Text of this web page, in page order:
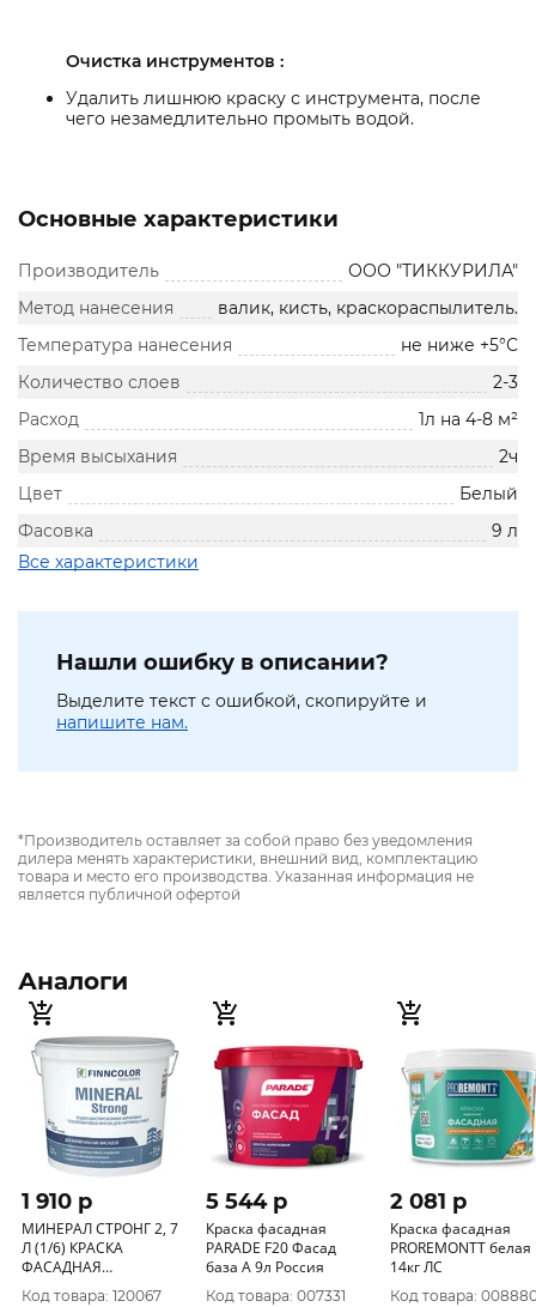
Очистка инструментов :
Удалить лишнюю краску с инструмента, после
чего незамедлительно промыть водой.
Основные характеристики
Производитель
ООО "ТИККУРИЛА"
Метод нанесения
валик, кисть, краскораспылитель.
Температура нанесения
не ниже +5°С
Количество слоев
2-3
Расход
1л на 4-8 м²
Время высыхания
2ч
Цвет
Белый
Фасовка
9 л
Все характеристики
Нашли ошибку в описании?
Выделите текст с ошибкой, скопируйте и
напишите нам.
*Производитель оставляет за собой право без уведомления
дилера менять характеристики, внешний вид, комплектацию
товара и место его производства. Указанная информация не
является публичной офертой
Аналоги
1 910 p
МИНЕРАЛ СТРОНГ 2, 7
Л (1/6) КРАСКА
ФАСАДНАЯ
"ТИККУРИЛА"
Код товара: 120067
5 544 p
Краска фасадная
PARADE F20 Фасад
база А 9л Россия
Код товара: 007331
2 081 p
Краска фасадная
PROREMONTT белая
14кг ЛС
Код товара: